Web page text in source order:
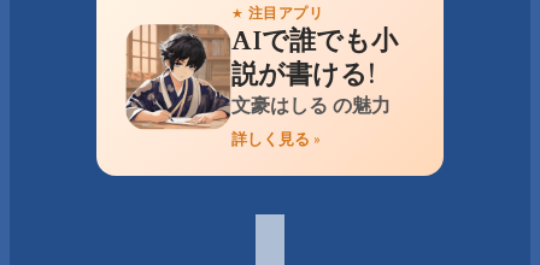
★ 注目アプリ
AIで誰でも小
説が書ける!
文豪はしる の魅力
詳しく見る »